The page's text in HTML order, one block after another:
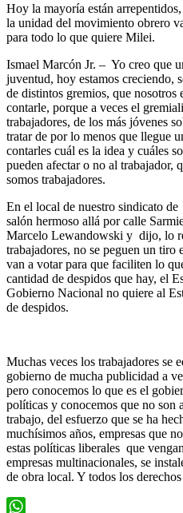
Hoy la mayoría están
la unidad del movimiento obrero
para todo lo que quiere Milei.
Ismael Marcón Jr. – Yo creo que
juventud, hoy estamos creciendo,
de distintos gremios, que nosotros
contarle, porque a veces el
trabajadores, de los más jóvenes
tratar de por lo menos que llegue
contarles cuál es la idea y cuáles
pueden afectar o no al trabajador,
somos trabajadores.
En el local de nuestro sindicato
salón hermoso allá por calle
Marcelo Lewandowski y dijo, lo
trabajadores, no se peguen un tiro
van a votar para que faciliten lo
cantidad de despidos que hay, el
Gobierno Nacional no quiere al
de despidos.
Muchas veces los trabajadores se
gobierno de mucha publicidad a
pero conocemos lo que es el
políticas y conocemos que no son
trabajo, del esfuerzo que se ha
muchísimos años, empresas que
estas políticas liberales que
empresas multinacionales, se
de obra local. Y todos los